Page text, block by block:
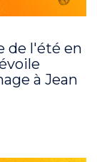
de l'été en
à Jean